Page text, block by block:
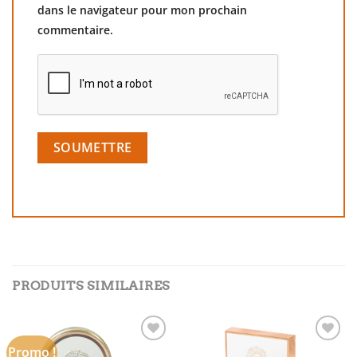
dans le navigateur pour mon prochain
commentaire.
PRODUITS SIMILAIRES
Promo !